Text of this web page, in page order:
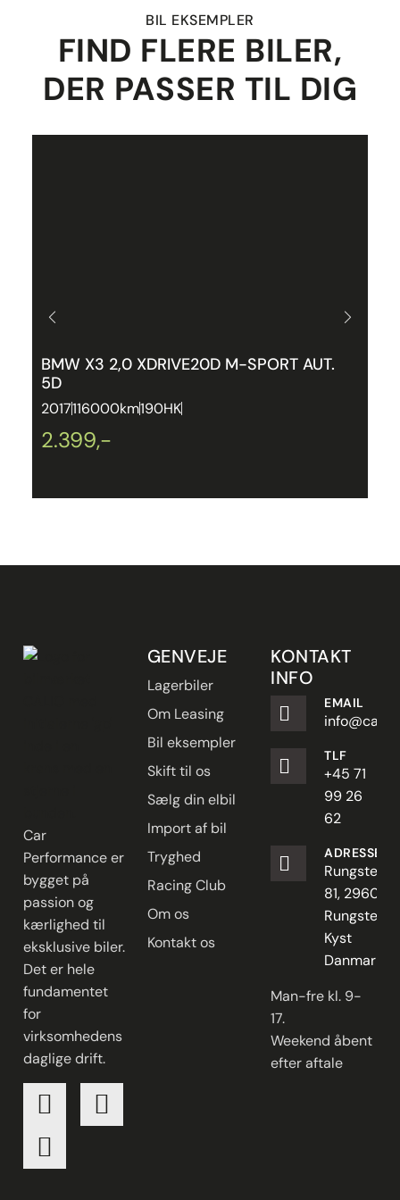
BIL EKSEMPLER
FIND FLERE BILER,
DER PASSER TIL DIG
BMW X3 2,0 XDRIVE20D M-SPORT AUT.
5D
2017116000km190HK
2.399,-
Car
Performance er
bygget på
passion og
kærlighed til
eksklusive biler.
Det er hele
fundamentet
for
virksomhedens
daglige drift.
GENVEJE
Lagerbiler
Om Leasing
Bil eksempler
Skift til os
Sælg din elbil
Import af bil
Tryghed
Racing Club
Om os
Kontakt os
KONTAKT
INFO
EMAIL
TLF
+45 71
99 26
62
ADRESSE
81, 2960
Rungsted
Kyst
Danmark
Man-fre kl. 9-
17.
Weekend åbent
efter aftale